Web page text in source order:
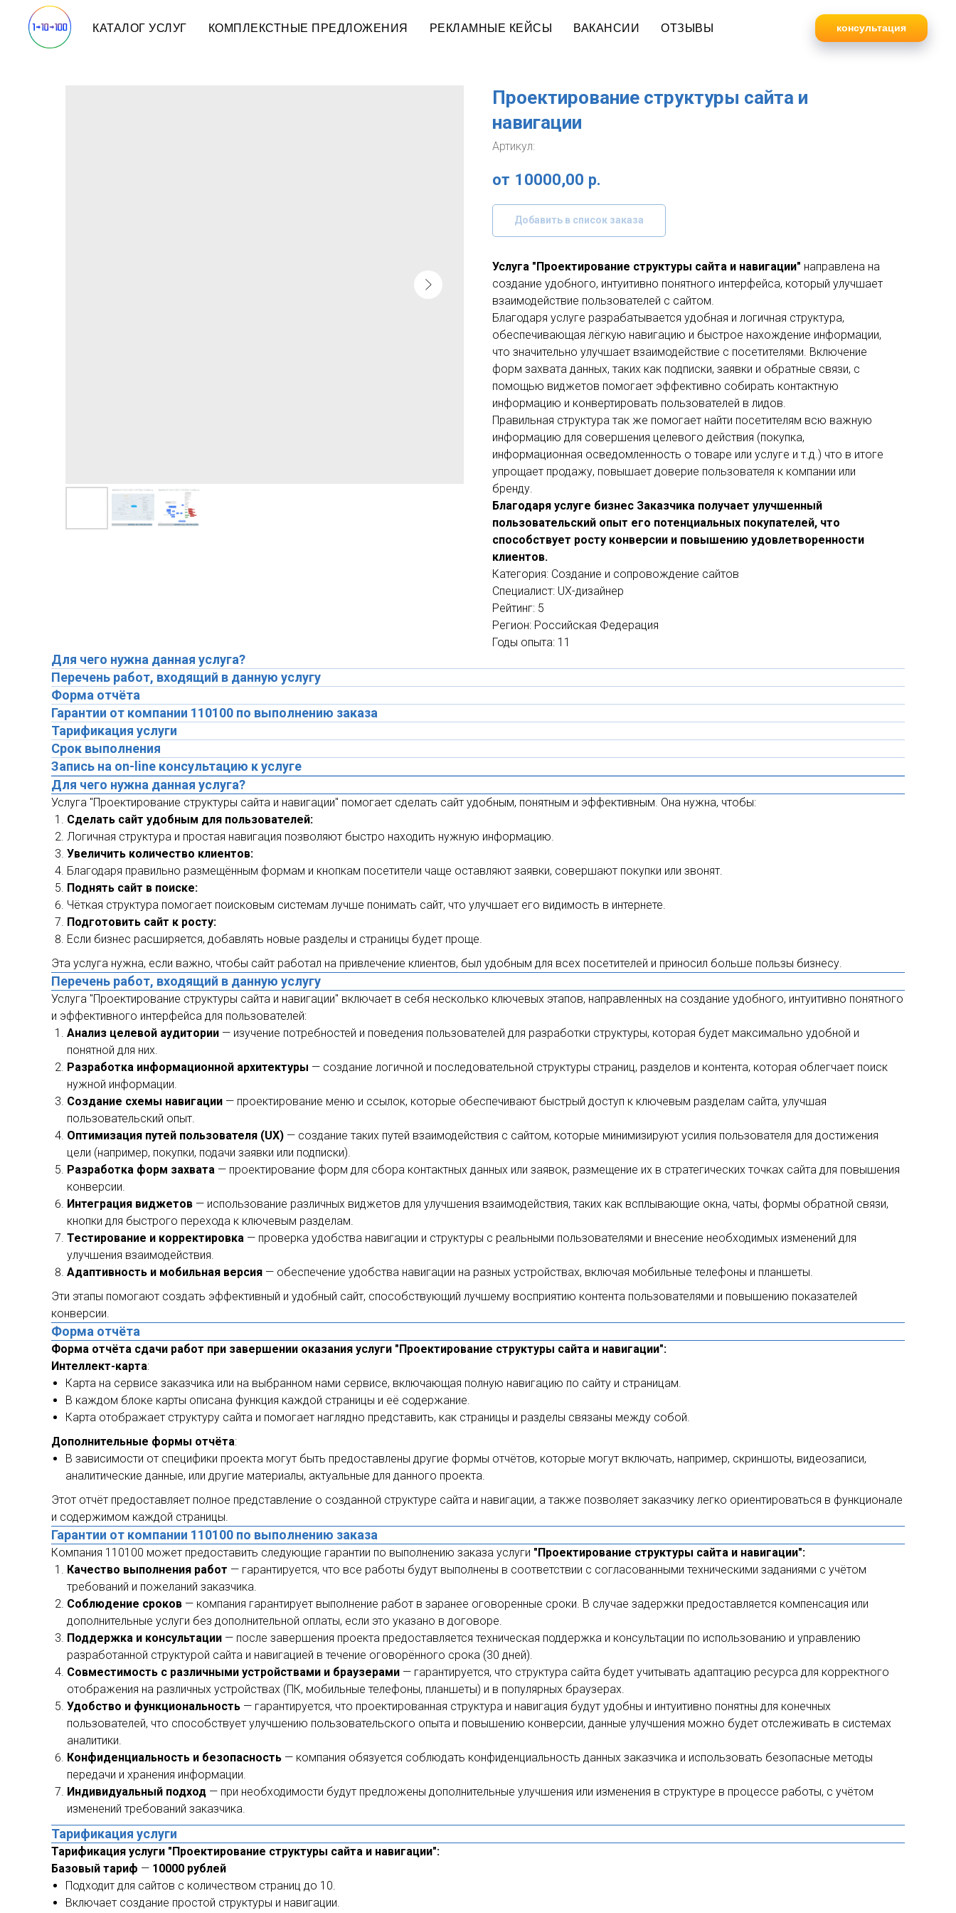
КАТАЛОГ УСЛУГ КОМПЛЕКСТНЫЕ ПРЕДЛОЖЕНИЯ РЕКЛАМНЫЕ КЕЙСЫ ВАКАНСИИ ОТЗЫВЫ консультация
Проектирование структуры сайта и
навигации
Артикул:
10000,00 р.
Добавить в список заказа
Услуга "Проектирование структуры сайта и навигации" направлена на
создание удобного, интуитивно понятного интерфейса, который улучшает
взаимодействие пользователей с сайтом.
Благодаря услуге разрабатывается удобная и логичная структура,
обеспечивающая лёгкую навигацию и быстрое нахождение информации,
что значительно улучшает взаимодействие с посетителями. Включение
форм захвата данных, таких как подписки, заявки и обратные связи, с
помощью виджетов помогает эффективно собирать контактную
информацию и конвертировать пользователей в лидов.
Правильная структура так же помогает найти посетителям всю важную
информацию для совершения целевого действия (покупка,
информационная осведомленность о товаре или услуге и т.д.) что в итоге
упрощает продажу, повышает доверие пользователя к компании или
бренду.
Благодаря услуге бизнес Заказчика получает улучшенный
пользовательский опыт его потенциальных покупателей, что
способствует росту конверсии и повышению удовлетворенности
клиентов.
Категория: Создание и сопровождение сайтов
Специалист: UX-дизайнер
Рейтинг: 5
Регион: Российская Федерация
Годы опыта: 11
Для чего нужна данная услуга?
Перечень работ, входящий в данную услугу
Форма отчёта
Гарантии от компании 110100 по выполнению заказа
Тарификация услуги
Срок выполнения
Запись на on-line консультацию к услуге
Для чего нужна данная услуга?
Услуга "Проектирование структуры сайта и навигации" помогает сделать сайт удобным, понятным и эффективным. Она нужна, чтобы:
Сделать сайт удобным для пользователей:
Логичная структура и простая навигация позволяют быстро находить нужную информацию.
Увеличить количество клиентов:
Благодаря правильно размещённым формам и кнопкам посетители чаще оставляют заявки, совершают покупки или звонят.
Поднять сайт в поиске:
Чёткая структура помогает поисковым системам лучше понимать сайт, что улучшает его видимость в интернете.
Подготовить сайт к росту:
Если бизнес расширяется, добавлять новые разделы и страницы будет проще.
Эта услуга нужна, если важно, чтобы сайт работал на привлечение клиентов, был удобным для всех посетителей и приносил больше пользы бизнесу.
Перечень работ, входящий в данную услугу
Услуга "Проектирование структуры сайта и навигации" включает в себя несколько ключевых этапов, направленных на создание удобного, интуитивно понятного
и эффективного интерфейса для пользователей:
Анализ целевой аудитории — изучение потребностей и поведения пользователей для разработки структуры, которая будет максимально удобной и
понятной для них.
Разработка информационной архитектуры — создание логичной и последовательной структуры страниц, разделов и контента, которая облегчает поиск
нужной информации.
Создание схемы навигации — проектирование меню и ссылок, которые обеспечивают быстрый доступ к ключевым разделам сайта, улучшая
пользовательский опыт.
Оптимизация путей пользователя (UX) — создание таких путей взаимодействия с сайтом, которые минимизируют усилия пользователя для достижения
цели (например, покупки, подачи заявки или подписки).
Разработка форм захвата — проектирование форм для сбора контактных данных или заявок, размещение их в стратегических точках сайта для повышения
конверсии.
Интеграция виджетов — использование различных виджетов для улучшения взаимодействия, таких как всплывающие окна, чаты, формы обратной связи,
кнопки для быстрого перехода к ключевым разделам.
Тестирование и корректировка — проверка удобства навигации и структуры с реальными пользователями и внесение необходимых изменений для
улучшения взаимодействия.
Адаптивность и мобильная версия — обеспечение удобства навигации на разных устройствах, включая мобильные телефоны и планшеты.
Эти этапы помогают создать эффективный и удобный сайт, способствующий лучшему восприятию контента пользователями и повышению показателей
конверсии.
Форма отчёта
Форма отчёта сдачи работ при завершении оказания услуги "Проектирование структуры сайта и навигации":
Интеллект-карта:
Карта на сервисе заказчика или на выбранном нами сервисе, включающая полную навигацию по сайту и страницам.
В каждом блоке карты описана функция каждой страницы и её содержание.
Карта отображает структуру сайта и помогает наглядно представить, как страницы и разделы связаны между собой.
Дополнительные формы отчёта:
В зависимости от специфики проекта могут быть предоставлены другие формы отчётов, которые могут включать, например, скриншоты, видеозаписи,
аналитические данные, или другие материалы, актуальные для данного проекта.
Этот отчёт предоставляет полное представление о созданной структуре сайта и навигации, а также позволяет заказчику легко ориентироваться в функционале
и содержимом каждой страницы.
Гарантии от компании 110100 по выполнению заказа
Компания 110100 может предоставить следующие гарантии по выполнению заказа услуги "Проектирование структуры сайта и навигации":
Качество выполнения работ — гарантируется, что все работы будут выполнены в соответствии с согласованными техническими заданиями с учётом
требований и пожеланий заказчика.
Соблюдение сроков — компания гарантирует выполнение работ в заранее оговоренные сроки. В случае задержки предоставляется компенсация или
дополнительные услуги без дополнительной оплаты, если это указано в договоре.
Поддержка и консультации — после завершения проекта предоставляется техническая поддержка и консультации по использованию и управлению
разработанной структурой сайта и навигацией в течение оговорённого срока (30 дней).
Совместимость с различными устройствами и браузерами — гарантируется, что структура сайта будет учитывать адаптацию ресурса для корректного
отображения на различных устройствах (ПК, мобильные телефоны, планшеты) и в популярных браузерах.
Удобство и функциональность — гарантируется, что проектированная структура и навигация будут удобны и интуитивно понятны для конечных
пользователей, что способствует улучшению пользовательского опыта и повышению конверсии, данные улучшения можно будет отслеживать в системах
аналитики.
Конфиденциальность и безопасность — компания обязуется соблюдать конфиденциальность данных заказчика и использовать безопасные методы
передачи и хранения информации.
Индивидуальный подход — при необходимости будут предложены дополнительные улучшения или изменения в структуре в процессе работы, с учётом
изменений требований заказчика.
Тарификация услуги
Тарификация услуги "Проектирование структуры сайта и навигации":
Базовый тариф — 10000 рублей
Подходит для сайтов с количеством страниц до 10.
Включает создание простой структуры и навигации.